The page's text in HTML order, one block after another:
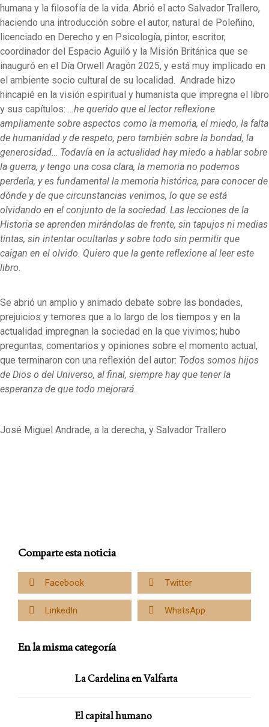
humana y la filosofía de la vida. Abrió el acto Salvador Trallero,
haciendo una introducción sobre el autor, natural de Poleñino,
licenciado en Derecho y en Psicología, pintor, escritor,
coordinador del Espacio Aguiló y la Misión Británica que se
inauguró en el Día Orwell Aragón 2025, y está muy implicado en
el ambiente socio cultural de su localidad. Andrade hizo
hincapié en la visión espiritual y humanista que impregna el libro
y sus capítulos: …he querido que el lector reflexione
ampliamente sobre aspectos como la memoria, el miedo, la falta
de humanidad y de respeto, pero también sobre la bondad, la
generosidad… Todavía en la actualidad hay miedo a hablar sobre
la guerra, y tengo una cosa clara, la memoria no podemos
perderla, y es fundamental la memoria histórica, para conocer de
dónde y de que circunstancias venimos, lo que se está
olvidando en el conjunto de la sociedad. Las lecciones de la
Historia se aprenden mirándolas de frente, sin tapujos ni medias
tintas, sin intentar ocultarlas y sobre todo sin permitir que
caigan en el olvido. Quiero que la gente reflexione al leer este
libro.
Se abrió un amplio y animado debate sobre las bondades,
prejuicios y temores que a lo largo de los tiempos y en la
actualidad impregnan la sociedad en la que vivimos; hubo
preguntas, comentarios y opiniones sobre el momento actual,
que terminaron con una reflexión del autor: Todos somos hijos
de Dios o del Universo, al final, siempre hay que tener la
esperanza de que todo mejorará.
José Miguel Andrade, a la derecha, y Salvador Trallero
Comparte esta noticia
Facebook Twitter
LinkedIn WhatsApp
En la misma categoría
La Cardelina en Valfarta
El capital humano